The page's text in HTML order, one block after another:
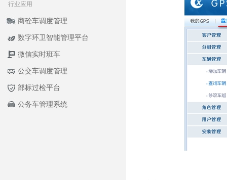
行业应用
商砼车调度管理
数字环卫智能管理平台
微信实时班车
公交车调度管理
部标过检平台
公务车管理系统